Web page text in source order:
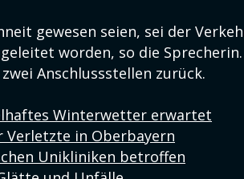
gewesen seien, sei der
worden, so die
Anschlussstellen zurück.
Winterwetter erwartet
Verletzte in Oberbayern
Unikliniken betroffen